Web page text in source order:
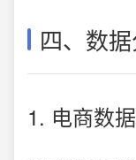
四、数
1. 电商数